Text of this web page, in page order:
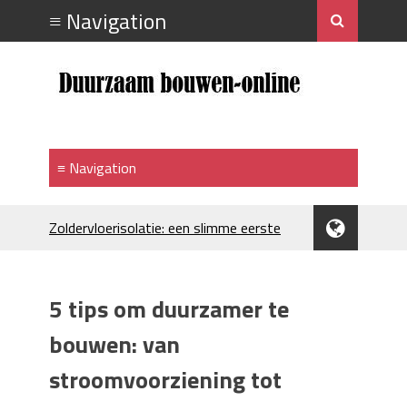
Zoldervloerisolatie: een slimme eerste
Je huis koelen: alles behalve duur
Hoe draagt je inrichting bij aan je
merkimago?
Houtpellets als duurzame
5 tips om duurzamer te
bouwen: van
stroomvoorziening tot